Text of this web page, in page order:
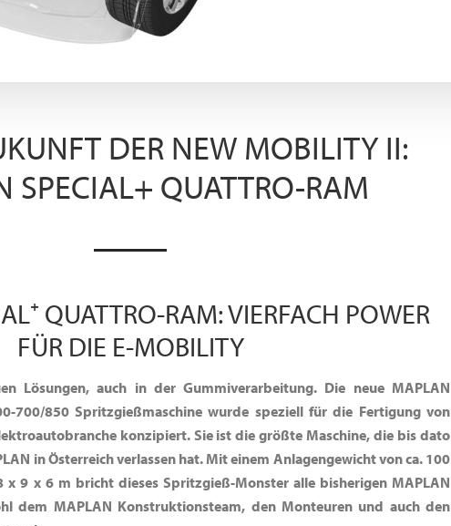
DER NEW MOBILITY II:
SPECIAL+ QUATTRO-RAM
QUATTRO-RAM: VIERFACH POWER
FÜR DIE E-MOBILITY
Lösungen, auch in der Gummiverarbeitung. Die neue MAPLAN
700/850 Spritzgießmaschine wurde speziell für die Fertigung von
konzipiert. Sie ist die größte Maschine, die bis dato
in Österreich verlassen hat. Mit einem Anlagengewicht von ca. 100
9 x 6 m bricht dieses Spritzgieß-Monster alle bisherigen MAPLAN
dem MAPLAN Konstruktionsteam, den Monteuren und auch den